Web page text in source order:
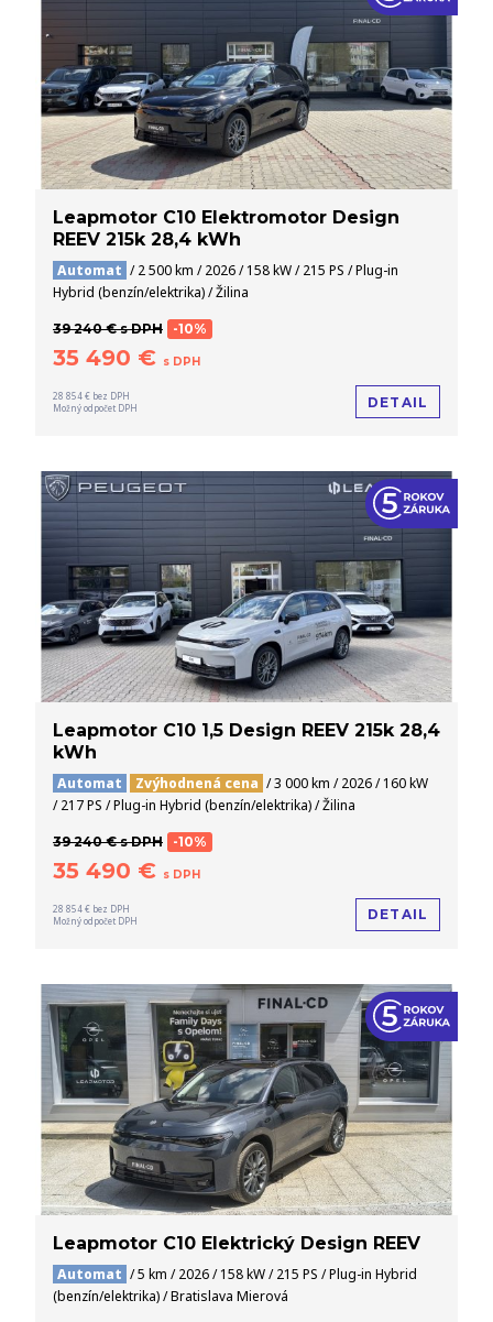
Leapmotor C10 Elektromotor Design
REEV 215k 28,4 kWh
Automat / 2 500 km / 2026 / 158 kW / 215 PS / Plug-in
Hybrid (benzín/elektrika) / Žilina
39 240 € s DPH -10%
35 490 € s DPH
28 854 € bez DPH
Možný odpočet DPH
DETAIL
Leapmotor C10 1,5 Design REEV 215k 28,4
kWh
Automat Zvýhodnená cena / 3 000 km / 2026 / 160 kW
/ 217 PS / Plug-in Hybrid (benzín/elektrika) / Žilina
39 240 € s DPH -10%
35 490 € s DPH
28 854 € bez DPH
Možný odpočet DPH
DETAIL
Leapmotor C10 Elektrický Design REEV
Automat / 5 km / 2026 / 158 kW / 215 PS / Plug-in Hybrid
(benzín/elektrika) / Bratislava Mierová